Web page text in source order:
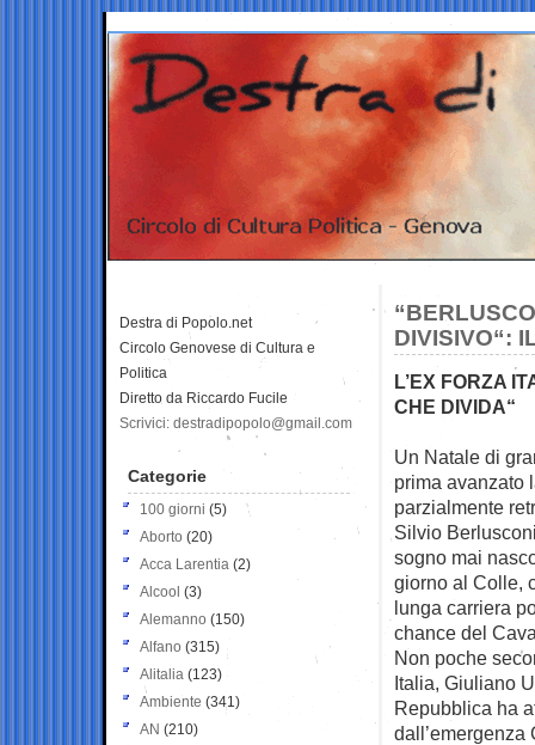
DIVISIVO“:
L’EX FORZA
CHE DIVIDA“
Un Natale di
prima avanzato
parzialmente
Silvio
sogno mai
giorno al Colle,
lunga carriera
chance del
Non poche
Italia, Giuliano
Repubblica ha
dall’emergenza
Destra di Popolo.net
Circolo Genovese di Cultura e
Politica
Diretto da Riccardo Fucile
Scrivici: destradipopolo@gmail.com
Categorie
100 giorni (5)
Aborto (20)
Acca Larentia (2)
Alcool (3)
Alemanno (150)
Alfano (315)
Alitalia (123)
Ambiente (341)
AN (210)